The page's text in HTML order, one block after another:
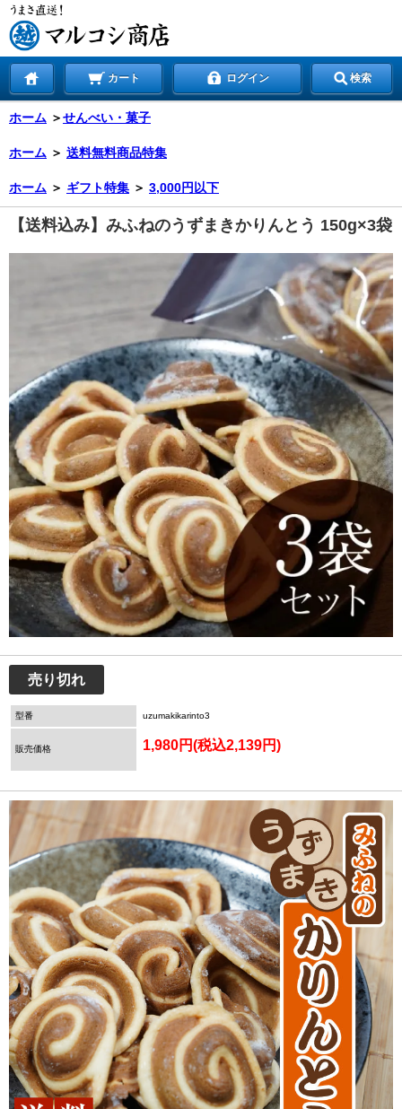
カート ログイン 検索
ホーム ＞せんべい・菓子
ホーム ＞ 送料無料商品特集
ホーム ＞ ギフト特集 ＞ 3,000円以下
【送料込み】みふねのうずまきかりんとう 150g×3袋
売り切れ
型番 uzumakikarinto3
販売価格 1,980円(税込2,139円)